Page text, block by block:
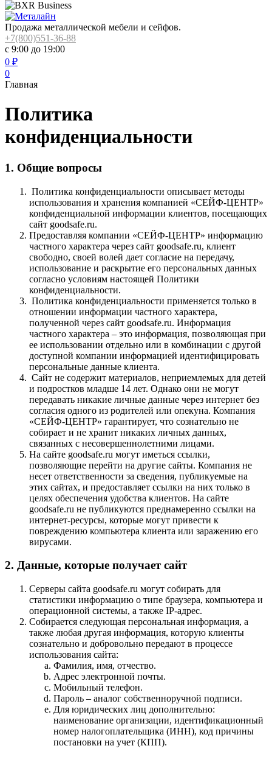
Продажа металлической мебели и сейфов.
+7(800)551-36-88
с 9:00 до 19:00
0 ₽
0
Главная
Политика
конфиденциальности
1. Общие вопросы
Политика конфиденциальности описывает методы
использования и хранения компанией «СЕЙФ-ЦЕНТР»
конфиденциальной информации клиентов, посещающих
сайт goodsafe.ru.
Предоставляя компании «СЕЙФ-ЦЕНТР» информацию
частного характера через сайт goodsafe.ru, клиент
свободно, своей волей дает согласие на передачу,
использование и раскрытие его персональных данных
согласно условиям настоящей Политики
конфиденциальности.
Политика конфиденциальности применяется только в
отношении информации частного характера,
полученной через сайт goodsafe.ru. Информация
частного характера – это информация, позволяющая при
ее использовании отдельно или в комбинации с другой
доступной компании информацией идентифицировать
персональные данные клиента.
Сайт не содержит материалов, неприемлемых для детей
и подростков младше 14 лет. Однако они не могут
передавать никакие личные данные через интернет без
согласия одного из родителей или опекуна. Компания
«СЕЙФ-ЦЕНТР» гарантирует, что сознательно не
собирает и не хранит никаких личных данных,
связанных с несовершеннолетними лицами.
На сайте goodsafe.ru могут иметься ссылки,
позволяющие перейти на другие сайты. Компания не
несет ответственности за сведения, публикуемые на
этих сайтах, и предоставляет ссылки на них только в
целях обеспечения удобства клиентов. На сайте
goodsafe.ru не публикуются преднамеренно ссылки на
интернет-ресурсы, которые могут привести к
повреждению компьютера клиента или заражению его
вирусами.
2. Данные, которые получает сайт
Серверы сайта goodsafe.ru могут собирать для
статистики информацию о типе браузера, компьютера и
операционной системы, а также IP-адрес.
Собирается следующая персональная информация, а
также любая другая информация, которую клиенты
сознательно и добровольно передают в процессе
использования сайта:
Фамилия, имя, отчество.
Адрес электронной почты.
Мобильный телефон.
Пароль – аналог собственноручной подписи.
Для юридических лиц дополнительно:
наименование организации, идентификационный
номер налогоплательщика (ИНН), код причины
постановки на учет (КПП).